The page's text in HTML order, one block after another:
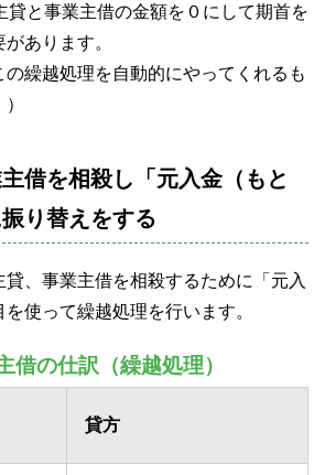
貸と事業主借の金額を０にして期首を
あります。
の繰越処理を自動的にやってくれるも
借を相殺し「元入金（もと
り替えをする
、事業主借を相殺するために「元入
使って繰越処理を行います。
借の仕訳（繰越処理）
貸方